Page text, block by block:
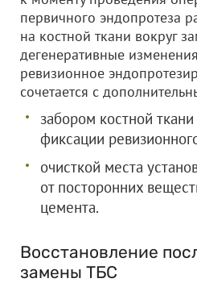
первичного эндопротеза
на костной ткани вокруг
дегенеративные
ревизионное
сочетается с
забором костной
фиксации
очисткой места
от посторонних
цемента.
Восстановление
замены ТБС